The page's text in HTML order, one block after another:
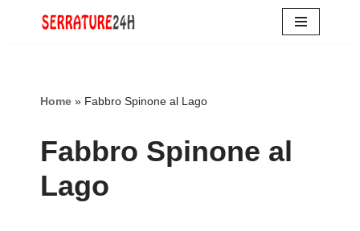
Home » Fabbro Spinone al Lago
Fabbro Spinone al
Lago